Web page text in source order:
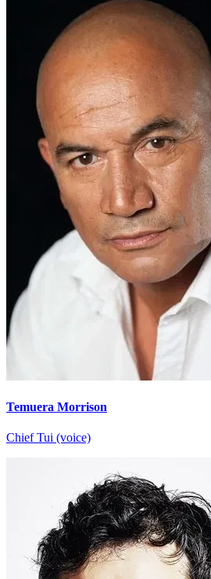
Temuera Morrison
Chief Tui (voice)